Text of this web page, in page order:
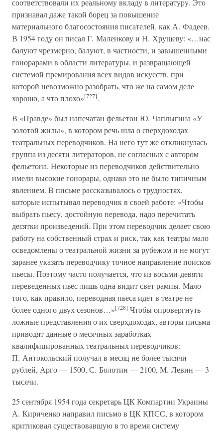
соответствовали их реальному вкладу в литературу. Это
признавал даже такой борец за повышение
материального благосостояния писателей, как А. Фадеев.
В 1954 году он писал Г. Маленкову и Н. Хрущеву: «…нас
балуют чрезмерно, балуют, в частности, и завышенными
гонорарами в области литературы, и развращающей
системой премирования всех видов искусств, при
которой невозможно разобрать, что же на самом деле
хорошо, а что плохо»[727].
В «Правде» был напечатан фельетон Ю. Чаплыгина «У
золотой жилы», в котором речь шла о сверхдоходах
театральных переводчиков. На него тут же откликнулась
группа из десяти литераторов, не согласных с автором
фельетона. Некоторые из переводчиков действительно
имели высокие гонорары, однако это не было типичным
явлением. В письме рассказывалось о трудностях,
которые испытывал переводчик в своей работе: «Чтобы
выбрать пьесу, достойную перевода, надо перечитать
десятки произведений. При этом переводчик делает свою
работу на собственный страх и риск, так как театры мало
осведомлены о театральной жизни за рубежом и не могут
заранее указать переводчику точное направление поисков
пьесы. Поэтому часто получается, что из восьми-девяти
переведенных пьес лишь одна видит свет рампы. Мало
того, как правило, переводная пьеса идет в театре не
более одного-двух сезонов…»[728] Чтобы опровергнуть
ложные представления о их сверхдоходах, авторы письма
приводят данные о месячных заработках
квалифицированных театральных переводчиков:
П. Антокольский получал в месяц не более тысячи
рублей, Арго — 1500, С. Болотин — 2100, М. Левин — 3
тысячи.
25 сентября 1954 года секретарь ЦК Компартии Украины
А. Кириченко направил письмо в ЦК КПСС, в котором
критиковал существовавшую в то время систему